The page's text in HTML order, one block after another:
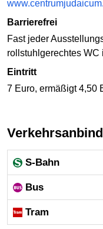
Barrierefrei
Fast jeder
rollstuhlgerechtes WC
Eintritt
7 Euro, ermäßigt 4,50
S-Bahn
Bus
Tram